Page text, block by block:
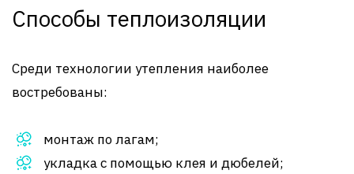
Способы теплоизоляции
Среди технологии утепления наиболее
востребованы:
монтаж по лагам;
укладка с помощью клея и дюбелей;